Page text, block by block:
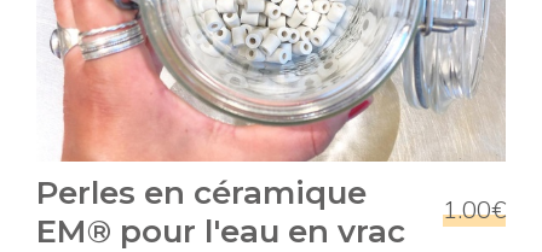
1.00€
Perles en céramique
EM® pour l'eau en vrac